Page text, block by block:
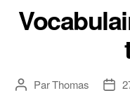
Auteur
ParThomas
Date